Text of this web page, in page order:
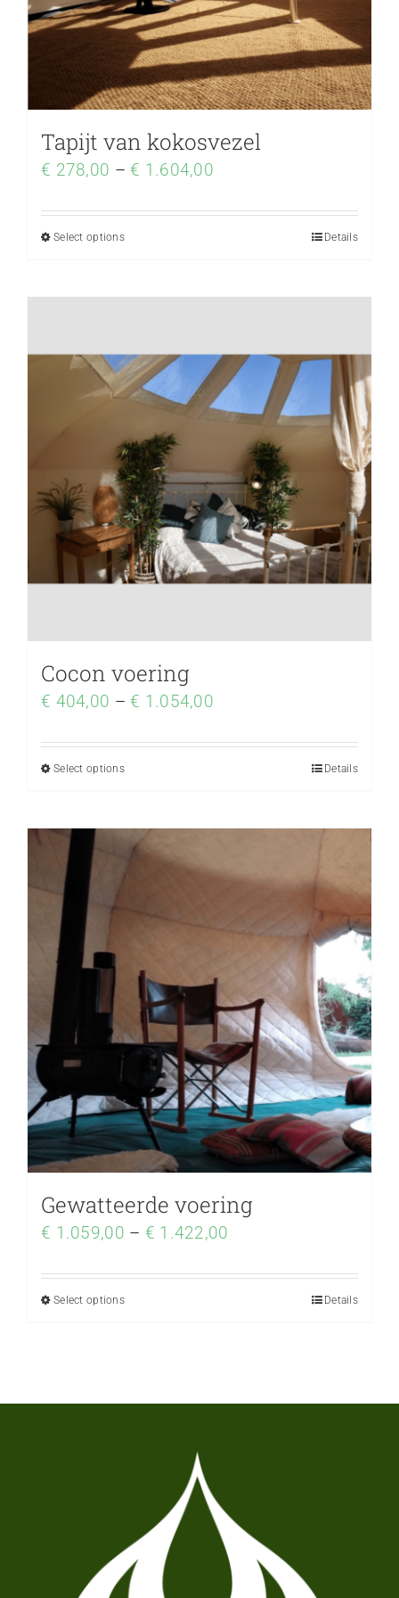
Tapijt van kokosvezel
€ 278,00 –€ 1.604,00
Select options Details
Cocon voering
€ 404,00 –€ 1.054,00
Select options Details
Gewatteerde voering
€ 1.059,00 – € 1.422,00
Select options Details